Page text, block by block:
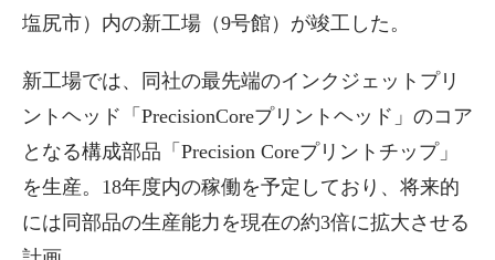
塩尻市）内の新工場（9号館）が竣工した。
新工場では、同社の最先端のインクジェットプリ
ントヘッド「PrecisionCoreプリントヘッド」のコア
となる構成部品「Precision Coreプリントチップ」
を生産。18年度内の稼働を予定しており、将来的
には同部品の生産能力を現在の約3倍に拡大させる